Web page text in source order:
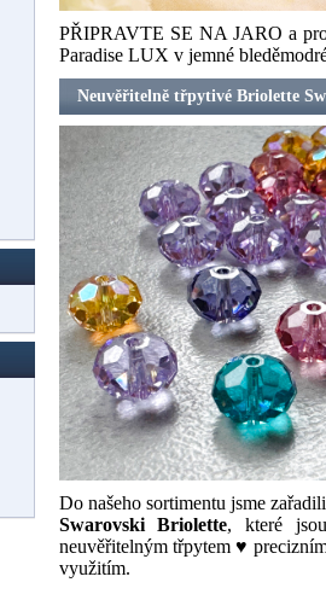
PŘIPRAVTE SE NA JARO a
Paradise LUX v jemné
Neuvěřitelně třpytivé Briolette
Do našeho sortimentu jsme
Swarovski Briolette, které
neuvěřitelným třpytem ♥
využitím.